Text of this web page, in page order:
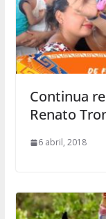
Continua
Renato
6 abril, 2018